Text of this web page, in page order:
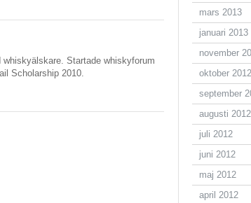
Startade whiskyforum
Scholarship 2010.
mars 2013
januari 2013
november
oktober 2012
september
augusti 2012
juli 2012
juni 2012
maj 2012
april 2012